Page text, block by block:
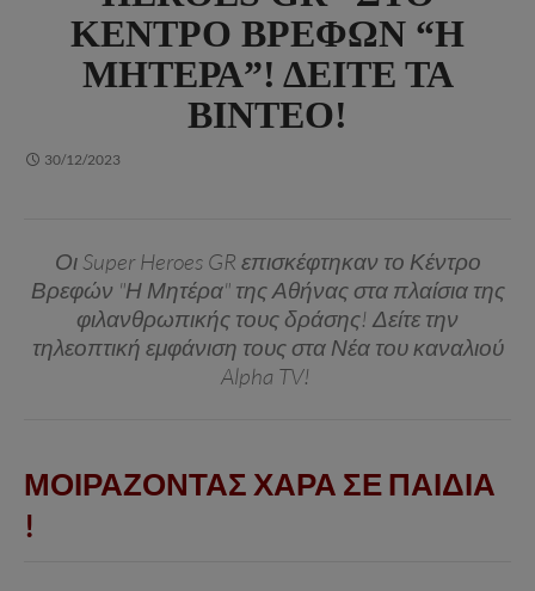
ΚΈΝΤΡΟ ΒΡΕΦΏΝ “Η
ΜΗΤΈΡΑ”! ΔΕΊΤΕ ΤΑ
ΒΊΝΤΕΟ!
30/12/2023
Οι Super Heroes GR επισκέφτηκαν το Κέντρο
Βρεφών "Η Μητέρα" της Αθήνας στα πλαίσια της
φιλανθρωπικής τους δράσης! Δείτε την
τηλεοπτική εμφάνιση τους στα Νέα του καναλιού
Alpha TV!
ΜΟΙΡΑΖΟΝΤΑΣ ΧΑΡΑ ΣΕ ΠΑΙΔΙΑ
!